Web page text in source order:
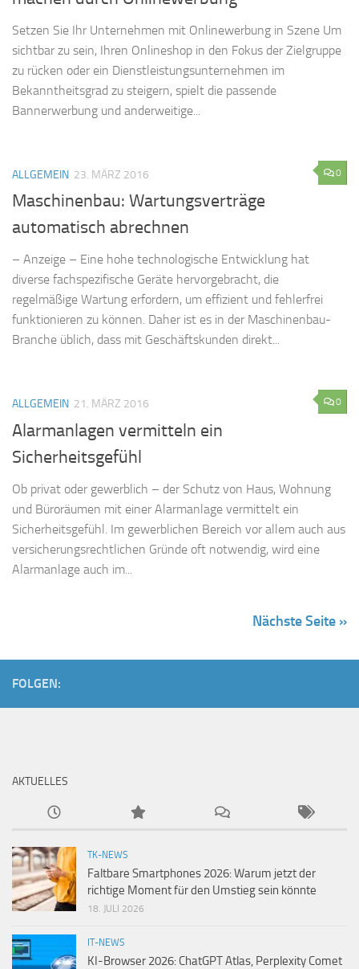
Setzen Sie Ihr Unternehmen mit Onlinewerbung in Szene Um
sichtbar zu sein, Ihren Onlineshop in den Fokus der Zielgruppe
zu rücken oder ein Dienstleistungsunternehmen im
Bekanntheitsgrad zu steigern, spielt die passende
Bannerwerbung und anderweitige...
0
ALLGEMEIN 23. MÄRZ 2016
Maschinenbau: Wartungsverträge
automatisch abrechnen
– Anzeige – Eine hohe technologische Entwicklung hat
diverse fachspezifische Geräte hervorgebracht, die
regelmäßige Wartung erfordern, um effizient und fehlerfrei
funktionieren zu können. Daher ist es in der Maschinenbau-
Branche üblich, dass mit Geschäftskunden direkt...
0
ALLGEMEIN 21. MÄRZ 2016
Alarmanlagen vermitteln ein
Sicherheitsgefühl
Ob privat oder gewerblich – der Schutz von Haus, Wohnung
und Büroräumen mit einer Alarmanlage vermittelt ein
Sicherheitsgefühl. Im gewerblichen Bereich vor allem auch aus
versicherungsrechtlichen Gründe oft notwendig, wird eine
Alarmanlage auch im...
Nächste Seite »
FOLGEN:
AKTUELLES
TK-NEWS
Faltbare Smartphones 2026: Warum jetzt der
richtige Moment für den Umstieg sein könnte
18. JULI 2026
IT-NEWS
KI-Browser 2026: ChatGPT Atlas, Perplexity Comet